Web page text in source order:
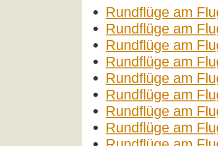
Rundflüge am
Rundflüge am
Rundflüge am
Rundflüge am
Rundflüge am
Rundflüge am
Rundflüge am
Rundflüge am